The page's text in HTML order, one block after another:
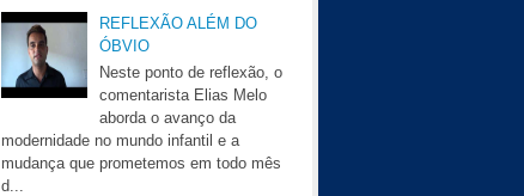
REFLEXÃO ALÉM DO
ÓBVIO
Neste ponto de reflexão, o
comentarista Elias Melo
aborda o avanço da
modernidade no mundo infantil e a
mudança que prometemos em todo mês
d...